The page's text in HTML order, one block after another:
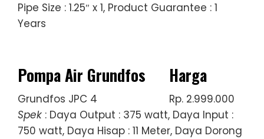
Pipe Size : 1.25″ x 1, Product Guarantee : 1
Years
Pompa Air Grundfos Harga
Grundfos JPC 4
Rp. 2.999.000
Spek : Daya Output : 375 watt, Daya Input :
750 watt, Daya Hisap : 11 Meter, Daya Dorong